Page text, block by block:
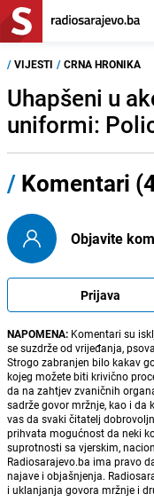
/ VIJESTI / CRNA HRONIKA
Uhapšeni u
uniformi:
/ Komentari
Objavite
Prijava
NAPOMENA: Komentari su
se suzdrže od vrijeđanja,
Strogo zabranjen bilo kakav
kojeg možete biti krivično
da na zahtjev zvaničnih
sadrže govor mržnje, kao i
vas da svaki čitatelj
prihvata mogućnost da neki
suprotnosti sa vjerskim,
Radiosarajevo.ba ima pravo
najave i objašnjenja.
i uklanjanja govora mržnje i